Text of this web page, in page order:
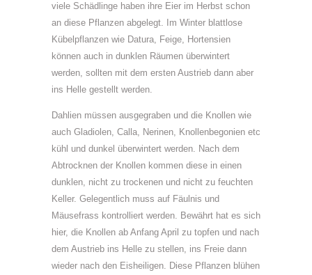
viele Schädlinge haben ihre Eier im Herbst schon
an diese Pflanzen abgelegt. Im Winter blattlose
Kübelpflanzen wie Datura, Feige, Hortensien
können auch in dunklen Räumen überwintert
werden, sollten mit dem ersten Austrieb dann aber
ins Helle gestellt werden.
Dahlien müssen ausgegraben und die Knollen wie
auch Gladiolen, Calla, Nerinen, Knollenbegonien etc
kühl und dunkel überwintert werden. Nach dem
Abtrocknen der Knollen kommen diese in einen
dunklen, nicht zu trockenen und nicht zu feuchten
Keller. Gelegentlich muss auf Fäulnis und
Mäusefrass kontrolliert werden. Bewährt hat es sich
hier, die Knollen ab Anfang April zu topfen und nach
dem Austrieb ins Helle zu stellen, ins Freie dann
wieder nach den Eisheiligen. Diese Pflanzen blühen